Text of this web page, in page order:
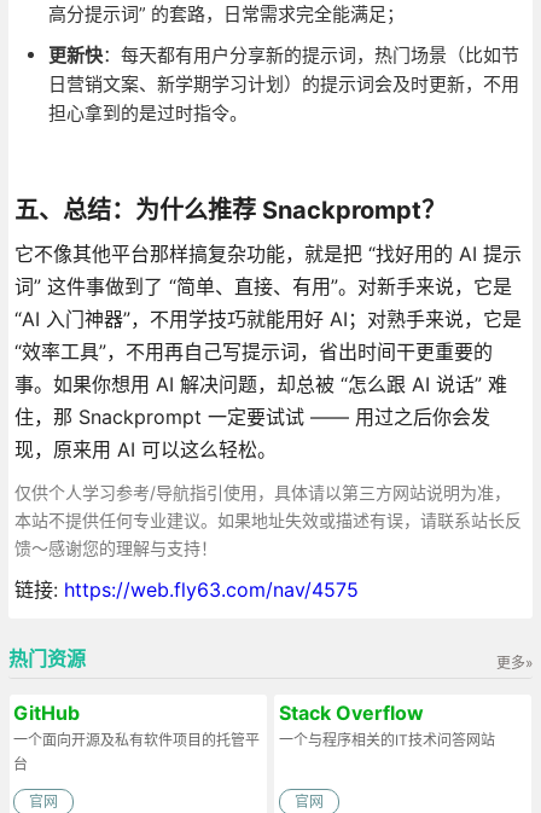
高分提示词” 的套路，日常需求完全能满足；
更新快：每天都有用户分享新的提示词，热门场景（比如节
日营销文案、新学期学习计划）的提示词会及时更新，不用
担心拿到的是过时指令。
五、总结：为什么推荐 Snackprompt？
它不像其他平台那样搞复杂功能，就是把 “找好用的 AI 提示
词” 这件事做到了 “简单、直接、有用”。对新手来说，它是
“AI 入门神器”，不用学技巧就能用好 AI；对熟手来说，它是
“效率工具”，不用再自己写提示词，省出时间干更重要的
事。如果你想用 AI 解决问题，却总被 “怎么跟 AI 说话” 难
住，那 Snackprompt 一定要试试 —— 用过之后你会发
现，原来用 AI 可以这么轻松。
仅供个人学习参考/导航指引使用，具体请以第三方网站说明为准，
本站不提供任何专业建议。如果地址失效或描述有误，请联系站长反
馈～感谢您的理解与支持！
链接: https://web.fly63.com/nav/4575
更多»
热门资源
GitHub
一个面向开源及私有软件项目的托管平
台
官网
Stack Overflow
一个与程序相关的IT技术问答网站
官网